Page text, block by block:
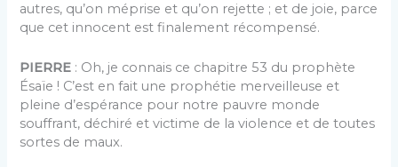
autres, qu’on méprise et qu’on rejette ; et de joie, parce
que cet innocent est finalement récompensé.
PIERRE : Oh, je connais ce chapitre 53 du prophète
Ésaïe ! C’est en fait une prophétie merveilleuse et
pleine d’espérance pour notre pauvre monde
souffrant, déchiré et victime de la violence et de toutes
sortes de maux.